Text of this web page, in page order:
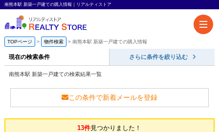
南熊本駅 新築一戸建ての購入情報｜リアルティストア
TOPページ 物件検索 南熊本駅 新築一戸建ての購入情報
現在の検索条件 さらに条件を絞り込む
南熊本駅 新築一戸建ての検索結果一覧
この条件で新着メールを登録
13件見つかりました！